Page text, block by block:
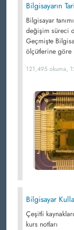
Bilgisayarın
Bilgisayar
değişim süreci
Geçmişte
ölçütlerine göre
121,495 okuma,
Bilgisayar
Çeşitli
kurs notları